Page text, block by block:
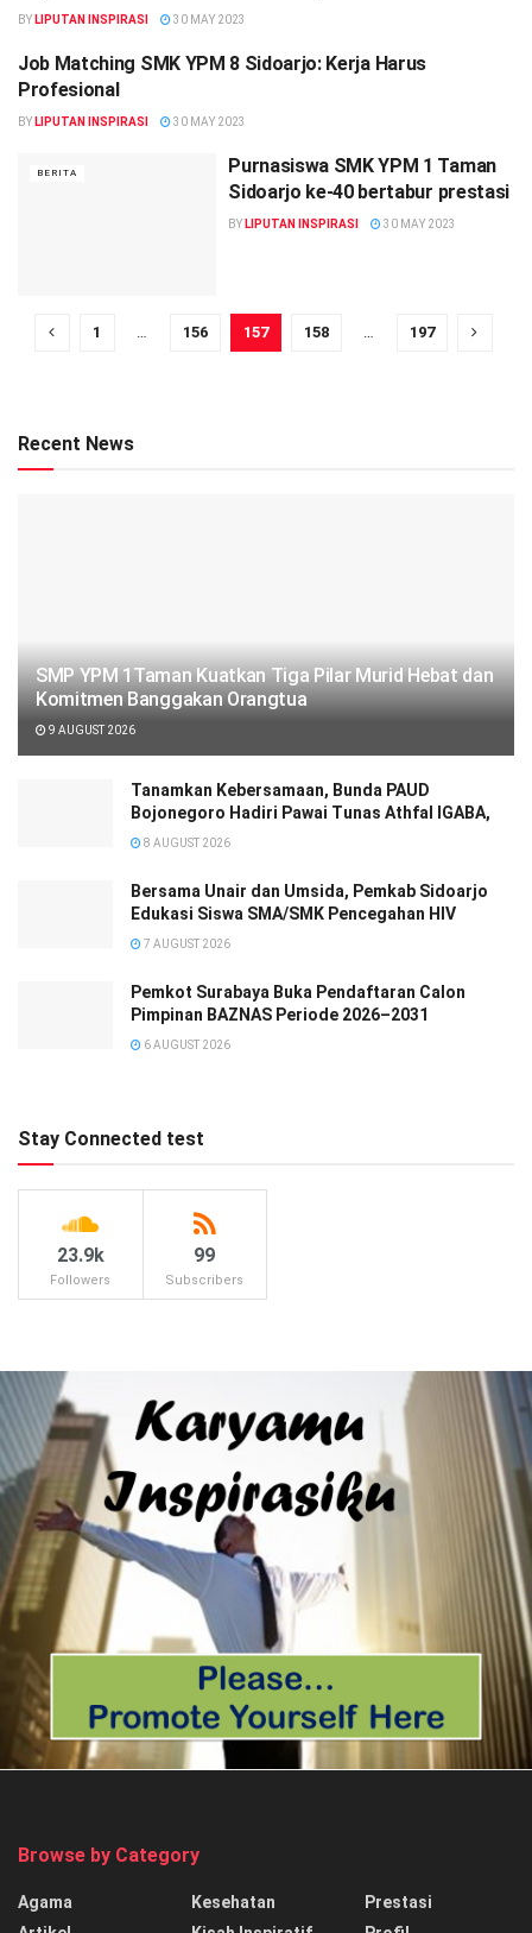
BY LIPUTAN INSPIRASI 30 MAY 2023
BERITA
Job Matching SMK YPM 8 Sidoarjo: Kerja Harus
Profesional
BY LIPUTAN INSPIRASI 30 MAY 2023
BERITA
Purnasiswa SMK YPM 1 Taman
Sidoarjo ke-40 bertabur prestasi
BY LIPUTAN INSPIRASI 30 MAY 2023
1 156 157 158 197
Recent News
SMP YPM 1Taman Kuatkan Tiga Pilar Murid Hebat dan
Komitmen Banggakan Orangtua
9 AUGUST 2026
Tanamkan Kebersamaan, Bunda PAUD
Bojonegoro Hadiri Pawai Tunas Athfal IGABA,
8 AUGUST 2026
Bersama Unair dan Umsida, Pemkab Sidoarjo
Edukasi Siswa SMA/SMK Pencegahan HIV
7 AUGUST 2026
Pemkot Surabaya Buka Pendaftaran Calon
Pimpinan BAZNAS Periode 2026–2031
6 AUGUST 2026
Stay Connected test
23.9k
Followers
99
Subscribers
Browse by Category
Agama
Kesehatan
Prestasi